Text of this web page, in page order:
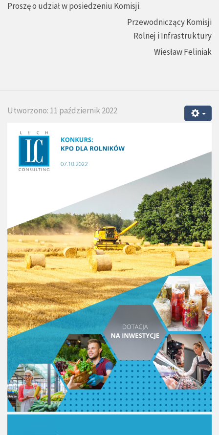
Proszę o udział w posiedzeniu Komisji.
Przewodniczący Komisji
Rolnej i Infrastruktury
Wiesław Feliniak
Utworzono: 11 październik 2022